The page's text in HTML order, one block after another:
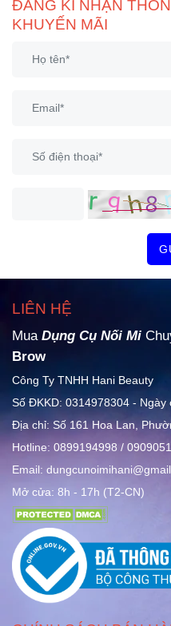
ĐĂNG KÍ NHẬN
KHUYẾN MÃI
LIÊN HỆ
Mua Dụng Cụ Nối Mi
Brow
Công Ty TNHH Hani Beauty
Số ĐKKD: 0314978304 - Ngày
Địa chỉ: Số 161 Hoa Lan,
Hotline: 0899194998 /
Email:
Mở cửa: 8h - 17h (T2-CN)